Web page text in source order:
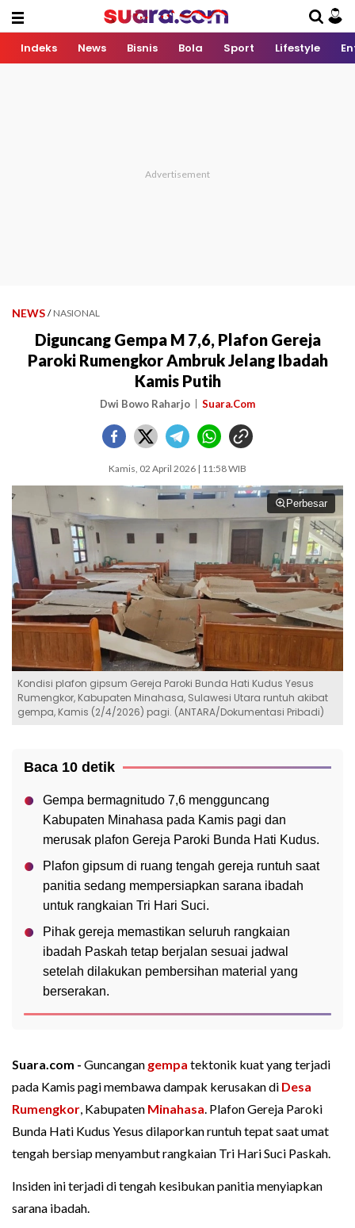
Indeks News Bisnis Bola Sport Lifestyle
NEWS / NASIONAL
Diguncang Gempa M 7,6, Plafon Gereja
Paroki Rumengkor Ambruk Jelang Ibadah
Kamis Putih
Dwi Bowo Raharjo Suara.Com
Kamis, 02 April 2026 | 11:58 WIB
Perbesar
Kondisi plafon gipsum Gereja Paroki Bunda Hati Kudus Yesus
Rumengkor, Kabupaten Minahasa, Sulawesi Utara runtuh akibat
gempa, Kamis (2/4/2026) pagi. (ANTARA/Dokumentasi Pribadi)
Baca 10 detik
Gempa bermagnitudo 7,6 mengguncang
Kabupaten Minahasa pada Kamis pagi dan
merusak plafon Gereja Paroki Bunda Hati Kudus.
Plafon gipsum di ruang tengah gereja runtuh saat
panitia sedang mempersiapkan sarana ibadah
untuk rangkaian Tri Hari Suci.
Pihak gereja memastikan seluruh rangkaian
ibadah Paskah tetap berjalan sesuai jadwal
setelah dilakukan pembersihan material yang
berserakan.
Suara.com - Guncangan gempa tektonik kuat yang terjadi
pada Kamis pagi membawa dampak kerusakan di Desa
Rumengkor, Kabupaten Minahasa. Plafon Gereja Paroki
Bunda Hati Kudus Yesus dilaporkan runtuh tepat saat umat
tengah bersiap menyambut rangkaian Tri Hari Suci Paskah.
Insiden ini terjadi di tengah kesibukan panitia menyiapkan
sarana ibadah.